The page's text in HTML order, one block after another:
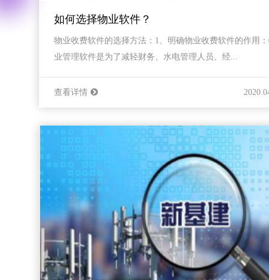
如何选择物业软件？
物业收费软件的选择方法：1、明确物业收费软件的作用
业管理软件是为了减轻财务、水电管理人员、经...
查看详情